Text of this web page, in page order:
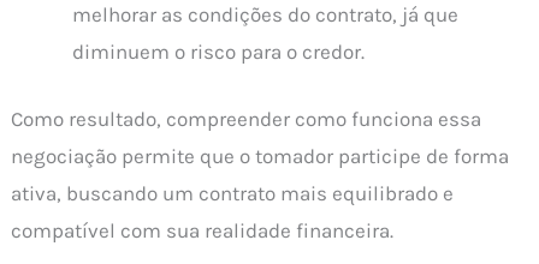
melhorar as condições do contrato, já que
diminuem o risco para o credor.
Como resultado, compreender como funciona essa
negociação permite que o tomador participe de forma
ativa, buscando um contrato mais equilibrado e
compatível com sua realidade financeira.